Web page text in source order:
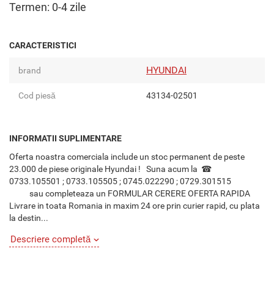
Termen: 0-4 zile
CARACTERISTICI
brand HYUNDAI
Cod piesă 43134-02501
INFORMATII SUPLIMENTARE
Oferta noastra comerciala include un stoc permanent de peste
23.000 de piese originale Hyundai ! Suna acum la ☎
0733.105501 ; 0733.105505 ; 0745.022290 ; 0729.301515
sau completeaza un FORMULAR CERERE OFERTA RAPIDA
Livrare in toata Romania in maxim 24 ore prin curier rapid, cu plata
la destin...
Descriere completă